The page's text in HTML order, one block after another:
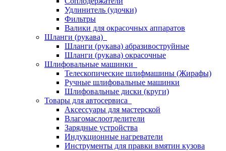
Удлинитель (удочки)
Фильтры
Валики для окрасочных аппаратов
Шланги (рукава)
Шланги (рукава) абразивоструйные
Шланги (рукава) окрасочные
Шлифовальные машинки
Телескопические шлифмашины (Жирафы)
Ручные шлифовальные машинки
Шлифовальные диски (круги)
Товары для автосервиса
Аксессуары для мастерской
Влагомаслоотделители
Зарядные устройства
Индукционные нагреватели
Инструменты для правки вмятин кузова